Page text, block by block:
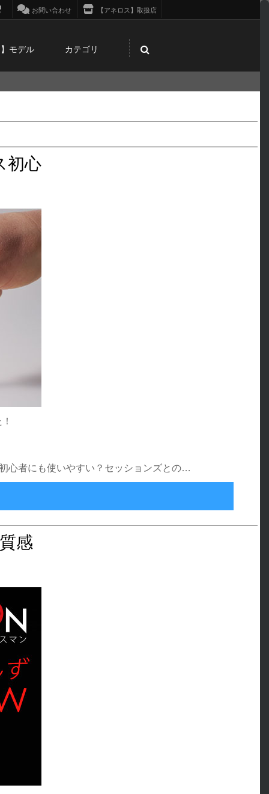
お問い合わせ 【アネロス】取扱店
モデル カテゴリ
初心
心者にも使いやすい？セッションズとの…
感